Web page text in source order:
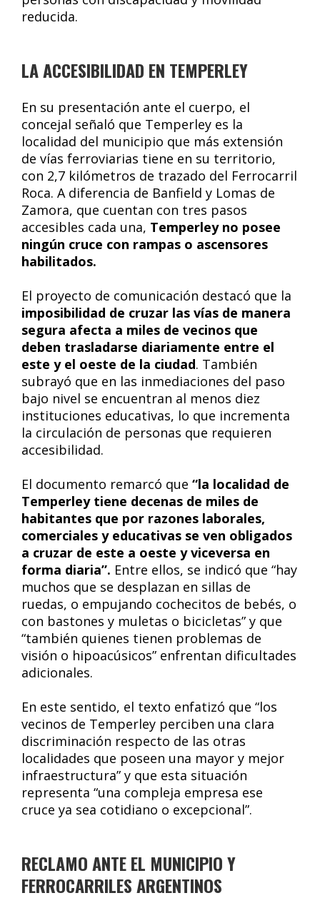
reducida.
LA ACCESIBILIDAD EN TEMPERLEY
En su presentación ante el cuerpo, el
concejal señaló que Temperley es la
localidad del municipio que más extensión
de vías ferroviarias tiene en su territorio,
con 2,7 kilómetros de trazado del Ferrocarril
Roca. A diferencia de Banfield y Lomas de
Zamora, que cuentan con tres pasos
accesibles cada una, Temperley no posee
ningún cruce con rampas o ascensores
habilitados.
El proyecto de comunicación destacó que la
imposibilidad de cruzar las vías de manera
segura afecta a miles de vecinos que
deben trasladarse diariamente entre el
este y el oeste de la ciudad. También
subrayó que en las inmediaciones del paso
bajo nivel se encuentran al menos diez
instituciones educativas, lo que incrementa
la circulación de personas que requieren
accesibilidad.
El documento remarcó que “la localidad de
Temperley tiene decenas de miles de
habitantes que por razones laborales,
comerciales y educativas se ven obligados
a cruzar de este a oeste y viceversa en
forma diaria”. Entre ellos, se indicó que “hay
muchos que se desplazan en sillas de
ruedas, o empujando cochecitos de bebés, o
con bastones y muletas o bicicletas” y que
“también quienes tienen problemas de
visión o hipoacúsicos” enfrentan dificultades
adicionales.
En este sentido, el texto enfatizó que “los
vecinos de Temperley perciben una clara
discriminación respecto de las otras
localidades que poseen una mayor y mejor
infraestructura” y que esta situación
representa “una compleja empresa ese
cruce ya sea cotidiano o excepcional”.
RECLAMO ANTE EL MUNICIPIO Y
FERROCARRILES ARGENTINOS